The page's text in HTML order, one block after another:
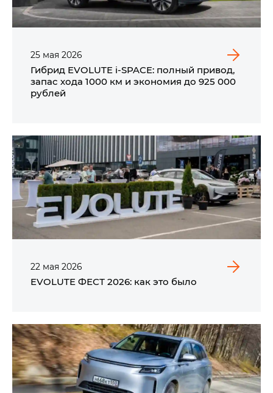
25 мая 2026
Гибрид EVOLUTE i‑SPACE: полный привод,
запас хода 1000 км и экономия до 925 000
рублей
22 мая 2026
EVOLUTE ФЕСТ 2026: как это было